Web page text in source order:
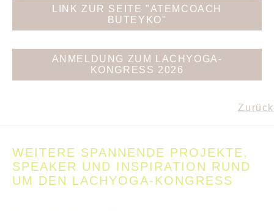
LINK ZUR SEITE "ATEMCOACH
BUTEYKO"
ANMELDUNG ZUM LACHYOGA-
KONGRESS 2026
Zurück
WEITERE SPANNENDE PROJEKTE,
SPEAKER UND INSPIRATION RUND
UM DEN LACHYOGA-KONGRESS